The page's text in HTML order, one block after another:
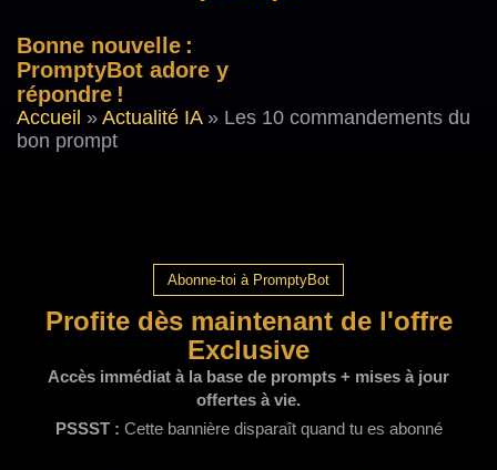
Bonne nouvelle :
PromptyBot adore y
répondre !
Accueil » Actualité IA» Les 10 commandements du
bon prompt
Abonne-toi à PromptyBot
Profite dès maintenant de l'offre
Exclusive
Accès immédiat à la base de prompts + mises à jour
offertes à vie.
PSSST : Cette bannière disparaît quand tu es abonné